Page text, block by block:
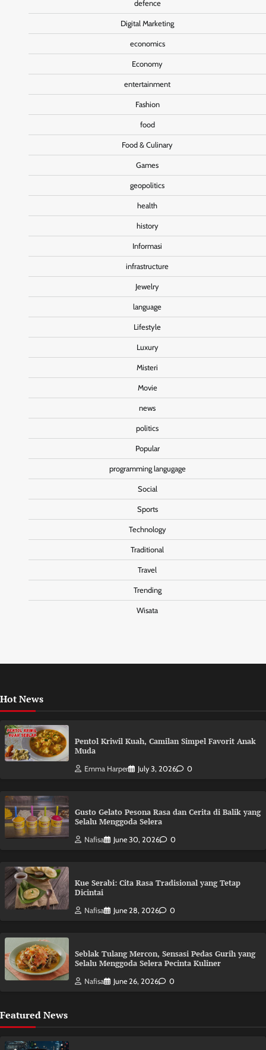
defence
Digital Marketing
economics
Economy
entertainment
Fashion
food
Food & Culinary
Games
geopolitics
health
history
Informasi
infrastructure
Jewelry
language
Lifestyle
Luxury
Misteri
Movie
news
politics
Popular
programming langugage
Social
Sports
Technology
Traditional
Travel
Trending
Wisata
Hot News
Pentol Kriwil Kuah, Camilan Simpel Favorit Anak
Muda
Emma Harper July 3, 2026 0
Gusto Gelato Pesona Rasa dan Cerita di Balik yang
Selalu Menggoda Selera
Nafisa June 30, 2026 0
Kue Serabi: Cita Rasa Tradisional yang Tetap
Dicintai
Nafisa June 28, 2026 0
Seblak Tulang Mercon, Sensasi Pedas Gurih yang
Selalu Menggoda Selera Pecinta Kuliner
Nafisa June 26, 2026 0
Featured News